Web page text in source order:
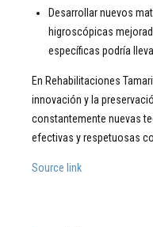
Desarrollar nuevos
higroscópicas
específicas podría
En Rehabilitaciones
innovación y la
constantemente nuevas
efectivas y respetuosas
Source link